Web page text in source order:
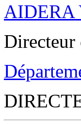
AIDERA